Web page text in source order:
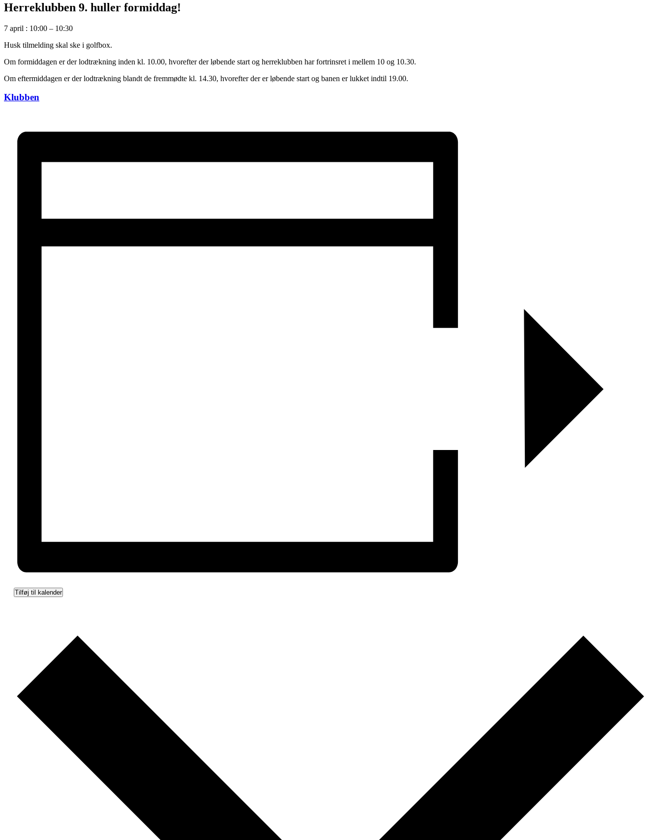
Herreklubben 9. huller formiddag!
7 april : 10:00 – 10:30
Husk tilmelding skal ske i golfbox.
Om formiddagen er der lodtrækning inden kl. 10.00, hvorefter der løbende start og herreklubben har fortrinsret i mellem 10 og 10.30.
Om eftermiddagen er der lodtrækning blandt de fremmødte kl. 14.30, hvorefter der er løbende start og banen er lukket indtil 19.00.
Klubben
Tilføj til kalender